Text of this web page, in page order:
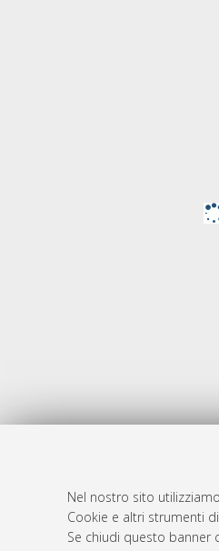
Nel nostro sito
Cookie e altri strumenti
Se chiudi questo banner
Atom